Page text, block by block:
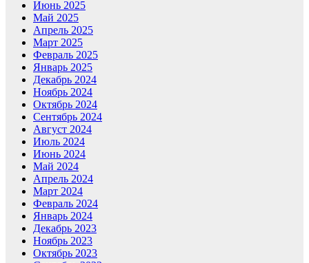
Июнь 2025
Май 2025
Апрель 2025
Март 2025
Февраль 2025
Январь 2025
Декабрь 2024
Ноябрь 2024
Октябрь 2024
Сентябрь 2024
Август 2024
Июль 2024
Июнь 2024
Май 2024
Апрель 2024
Март 2024
Февраль 2024
Январь 2024
Декабрь 2023
Ноябрь 2023
Октябрь 2023